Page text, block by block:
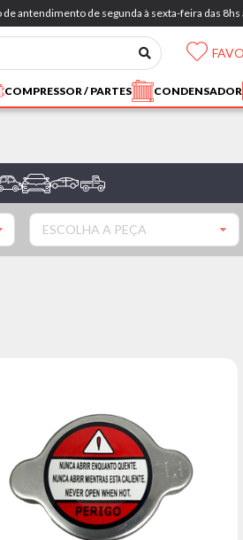
antendimento de segunda à sexta-feira das 8hs
COMPRESSOR / PARTES CONDENSADOR
ESCOLHA A PEÇA